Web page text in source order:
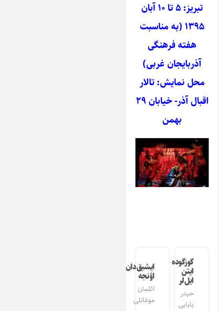
تبریز: ۵ تا ۱۰ آبان
۱۳۹۵ (به مناسبت
هفته فرهنگی
آذربایجان غربی)
محل نمایش: تالار
اقبال آذر- خیابان ۲۹
بهمن
گوزگوده
ایتن
ایل‌لر
حیدر
بابایی
ایشیق‌دان
اؤنجه
ائلمان
موغانلی